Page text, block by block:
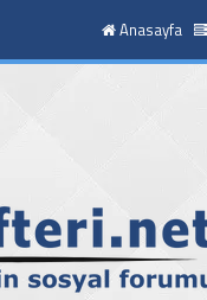
Anasayfa